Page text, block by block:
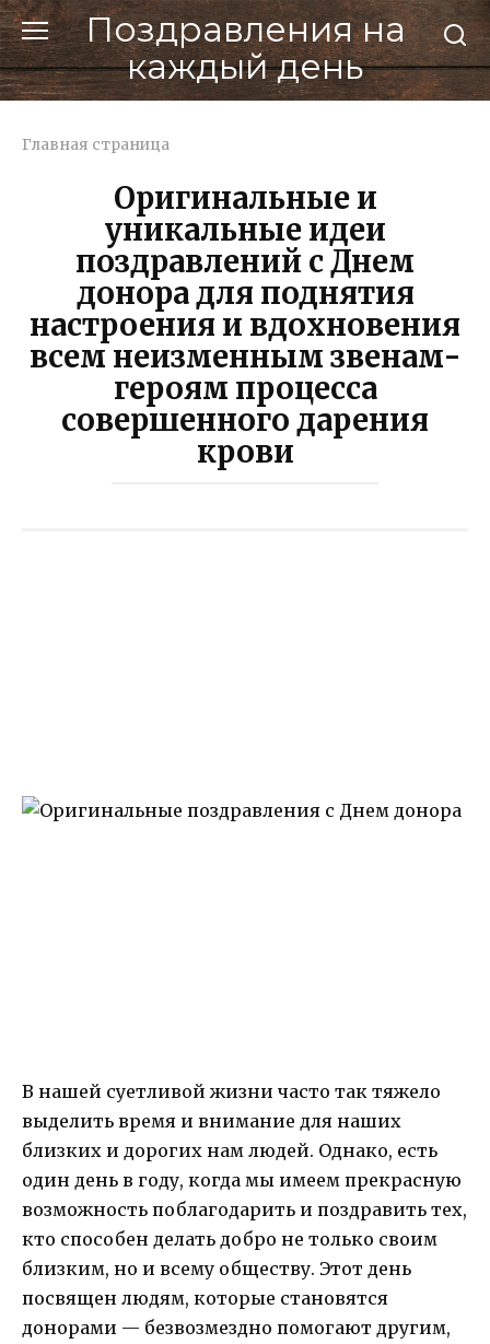
Перейти
к
контенту
Поздравления на
каждый день
Главная страница
Оригинальные и
уникальные идеи
поздравлений с Днем
донора для поднятия
настроения и вдохновения
всем неизменным звенам-
героям процесса
совершенного дарения
крови
В нашей суетливой жизни часто так тяжело
выделить время и внимание для наших
близких и дорогих нам людей. Однако, есть
один день в году, когда мы имеем прекрасную
возможность поблагодарить и поздравить тех,
кто способен делать добро не только своим
близким, но и всему обществу. Этот день
посвящен людям, которые становятся
донорами — безвозмездно помогают другим,